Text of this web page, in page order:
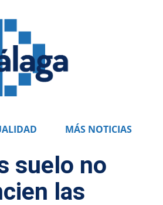
MÁS NOTICIAS
suelo no
las